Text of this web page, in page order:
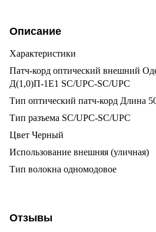
Описание
Характеристики
Патч-корд оптический внешний
Д(1,0)П-1Е1 SC/UPC-SC/UPC
Тип оптический патч-корд Длина
Тип разъема SC/UPC-SC/UPC
Цвет Черный
Использование внешняя (уличная)
Тип волокна одномодовое
Отзывы